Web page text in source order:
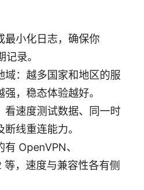
最小化日志，确保你
录。
域：越多国家和地区的服
，稳态体验越好。
看速度测试数据、同一时
线重连能力。
OpenVPN、
，速度与兼容性各有侧